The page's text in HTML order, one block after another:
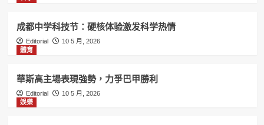
成都中学科技节：硬核体验激发科学热情
Editorial
10 5 月, 2026
體育
華斯高主場表現強勢，力爭巴甲勝利
Editorial
10 5 月, 2026
娛樂